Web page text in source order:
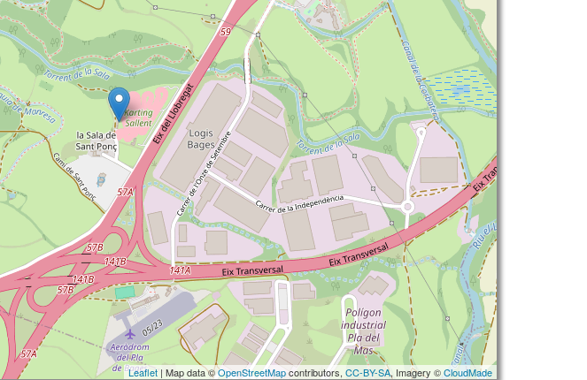
Leaflet | Map data ©OpenStreetMapcontributors, CC-BY-SA, Imagery ©CloudMade